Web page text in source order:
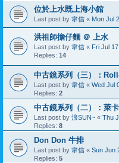
位於上水既上海小館
Last post by 韋信 « Mon Jul
洪祖師擔仔麵 ＠ 上水
Last post by 韋信 « Fri Jul
Replies: 14
中古鏡系列（三）：
Last post by 韋信 « Wed Jul
Replies: 2
中古鏡系列（二）：萊
Last post by 浪SUN~ « Thu
Replies: 8
Don Don 牛排
Last post by 韋信 « Sun Jun
Replies: 5